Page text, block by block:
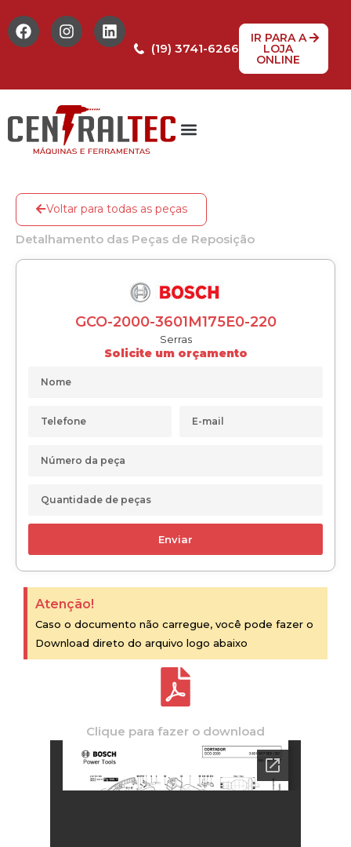
(19) 3741-6266
IR PARA A
LOJA
ONLINE
Voltar para todas as peças
Detalhamento das Peças de Reposição
GCO-2000-3601M175E0-220
Serras
Solicite um orçamento
Enviar
Atenção!
Caso o documento não carregue, você pode fazer o
Download direto do arquivo logo abaixo
Clique para fazer o download